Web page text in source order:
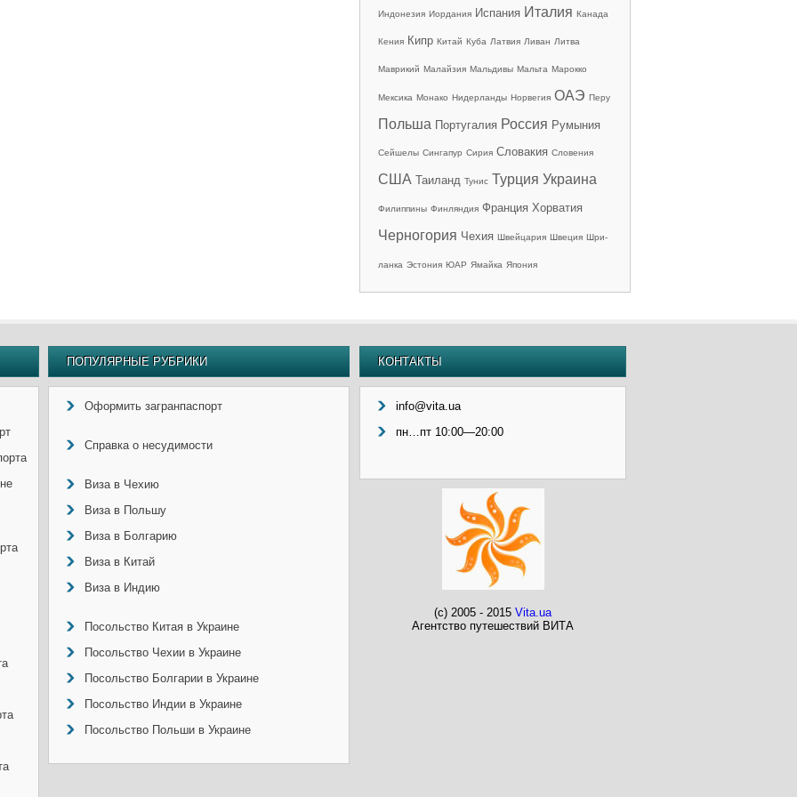
Индонезия Иордания Испания Италия Канада
Кения Кипр Китай Куба Латвия Ливан Литва
Маврикий Малайзия Мальдивы Мальта Марокко
Мексика Монако Нидерланды Норвегия ОАЭ Перу
Польша Португалия Россия Румыния
Сейшелы Сингапур Сирия Словакия Словения
США Таиланд Тунис Турция Украина
Филиппины Финляндия Франция Хорватия
Черногория Чехия Швейцария Швеция Шри-
ланка Эстония ЮАР Ямайка Япония
ПОПУЛЯРНЫЕ РУБРИКИ
Оформить загранпаспорт
Справка о несудимости
Виза в Чехию
Виза в Польшу
Виза в Болгарию
Виза в Китай
Виза в Индию
Посольство Китая в Украине
Посольство Чехии в Украине
Посольство Болгарии в Украине
Посольство Индии в Украине
Посольство Польши в Украине
КОНТАКТЫ
info@vita.ua
пн…пт 10:00—20:00
(c) 2005 - 2015 Vita.ua
Агентство путешествий ВИТА